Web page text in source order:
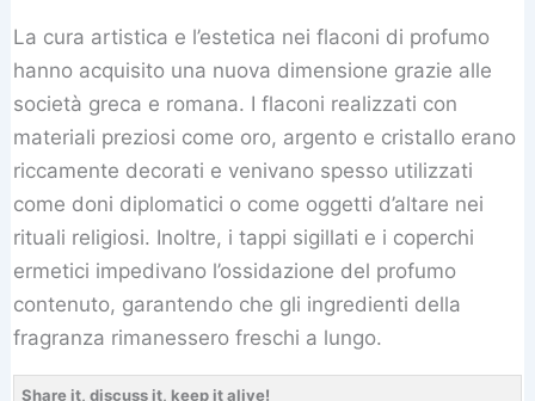
La cura artistica e l’estetica nei flaconi di profumo
hanno acquisito una nuova dimensione grazie alle
società greca e romana. I flaconi realizzati con
materiali preziosi come oro, argento e cristallo erano
riccamente decorati e venivano spesso utilizzati
come doni diplomatici o come oggetti d’altare nei
rituali religiosi. Inoltre, i tappi sigillati e i coperchi
ermetici impedivano l’ossidazione del profumo
contenuto, garantendo che gli ingredienti della
fragranza rimanessero freschi a lungo.
Share it, discuss it, keep it alive!